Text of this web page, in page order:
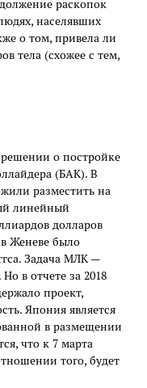
раскопок
населявших
о том, привела ли
тела (схожее с тем,
о постройке
(БАК). В
разместить на
линейный
долларов
Женеве было
Задача МЛК —
в отчете за 2018
проект,
Япония является
в размещении
что к 7 марта
того, будет